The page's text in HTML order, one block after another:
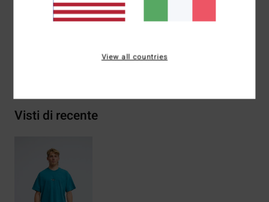
Composizione[Tessuto principale] 70% cotone, 30%
cotone riciclato
Visti di recente
View all countries